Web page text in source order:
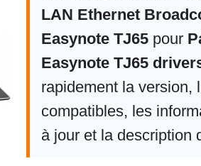
LAN Ethernet
Easynote TJ65 pour
Easynote TJ65
rapidement la version,
compatibles, les
à jour et la description